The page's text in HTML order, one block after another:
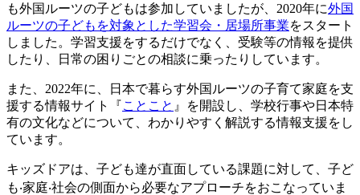
も外国ルーツの子どもは参加していましたが、2020年に外国
ルーツの子どもを対象とした学習会・居場所事業をスタート
しました。学習支援をするだけでなく、受験等の情報を提供
したり、日常の困りごとの相談に乗ったりしています。
また、2022年に、日本で暮らす外国ルーツの子育て家庭を支
援する情報サイト『ことこと 』を開設し、学校行事や日本特
有の文化などについて、わかりやすく解説する情報支援をし
ています。
キッズドアは、子ども達が直面している課題に対して、子ど
も‧家庭‧社会の側面から必要なアプローチをおこなっていま